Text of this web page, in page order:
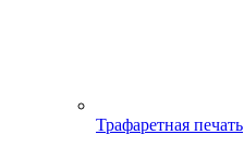
Трафаретная печать